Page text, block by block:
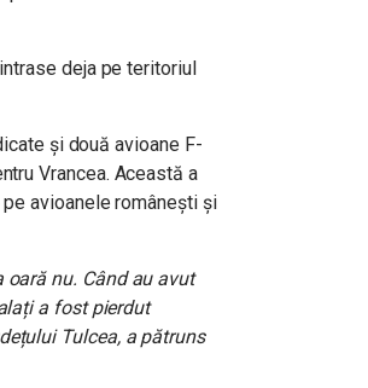
deja pe teritoriul
și două avioane F-
Vrancea. Această a
avioanele românești și
nu. Când au avut
a fost pierdut
Tulcea, a pătruns